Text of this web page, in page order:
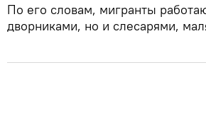
По его словам, мигранты
дворниками, но и слесарями,